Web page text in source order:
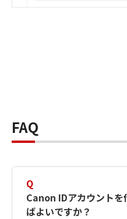
FAQ
Q
Canon IDアカウント
ばよいですか？